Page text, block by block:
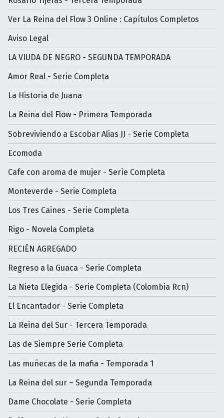
Ver La Reina del Flow 3 Online : Capítulos Completos
Aviso Legal
LA VIUDA DE NEGRO - SEGUNDA TEMPORADA
Amor Real - Serie Completa
La Historia de Juana
La Reina del Flow - Primera Temporada
Sobreviviendo a Escobar Alias JJ - Serie Completa
Ecomoda
Cafe con aroma de mujer - Serìe Completa
Monteverde - Serie Completa
Los Tres Caines - Serie Completa
Rigo - Novela Completa
RECIÉN AGREGADO
Regreso a la Guaca - Serie Completa
La Nieta Elegida - Serie Completa (Colombia Rcn)
El Encantador - Serie Completa
La Reina del Sur - Tercera Temporada
Las de Siempre Serie Completa
Las muñecas de la mafia - Temporada 1
La Reina del sur – Segunda Temporada
Dame Chocolate - Serie Completa